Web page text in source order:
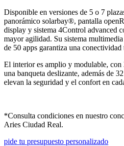
Disponible en versiones de 5 o 7
panorámico solarbay®, pantalla
display y sistema 4Control advanced
mayor agilidad. Su sistema
de 50 apps garantiza una conectividad
El interior es amplio y modulable,
una banqueta deslizante, además de
elevan la seguridad y el confort en
*Consulta condiciones en nuestro
Aries Ciudad Real.
pide tu presupuesto personalizado